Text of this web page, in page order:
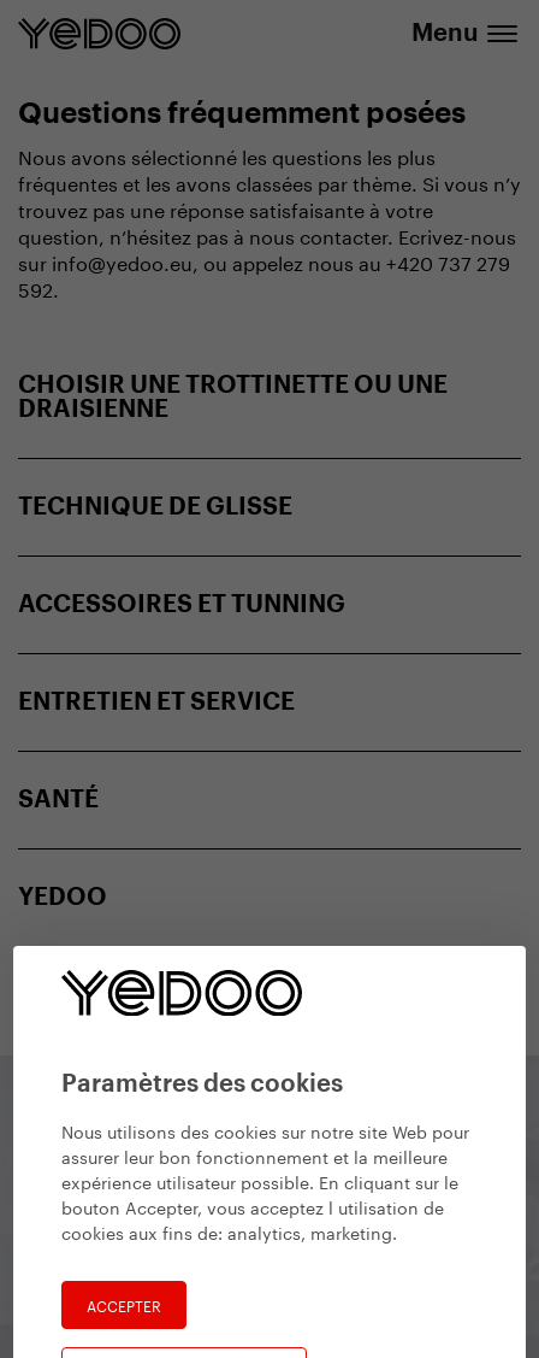
Paramètres des cookies
Nous utilisons des cookies sur notre site Web pour
assurer leur bon fonctionnement et la meilleure
expérience utilisateur possible. En cliquant sur le
bouton Accepter, vous acceptez l utilisation de
cookies aux fins de:analytics, marketing.
ACCEPTER
Menu
Questions fréquemment posées
Nous avons sélectionné les questions les plus
fréquentes et les avons classées par thème. Si vous n’y
trouvez pas une réponse satisfaisante à votre
question, n’hésitez pas à nous contacter. Ecrivez-nous
sur info@yedoo.eu, ou appelez nous au +420 737 279
592.
CHOISIR UNE TROTTINETTE OU UNE
DRAISIENNE
TECHNIQUE DE GLISSE
ACCESSOIRES ET TUNNING
ENTRETIEN ET SERVICE
SANTÉ
YEDOO
Newsletter Yedoo
Restez en contact pour être au courant de ce qui se
passe, pour être informés des évènements qui se